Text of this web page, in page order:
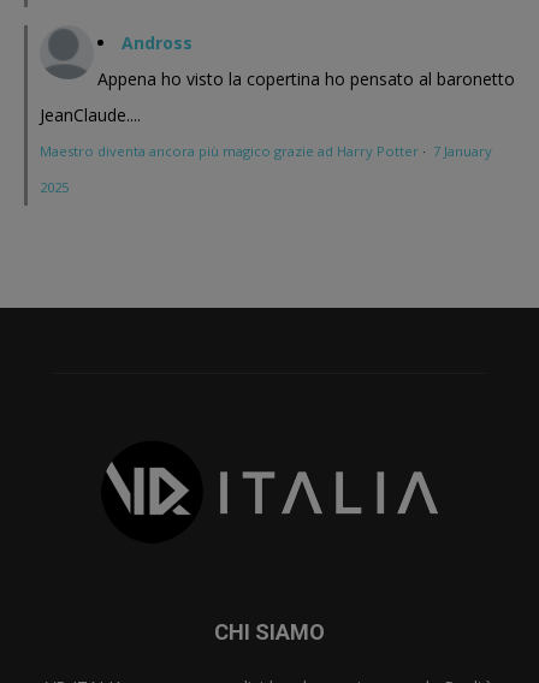
Andross
Appena ho visto la copertina ho pensato al baronetto
JeanClaude....
Maestro diventa ancora più magico grazie ad Harry Potter · 7 January
2025
CHI SIAMO